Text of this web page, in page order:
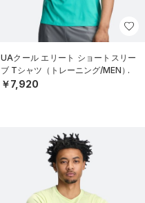
UAクール エリート ショートスリー
ブ Tシャツ（トレーニング/MEN）
￥7,920